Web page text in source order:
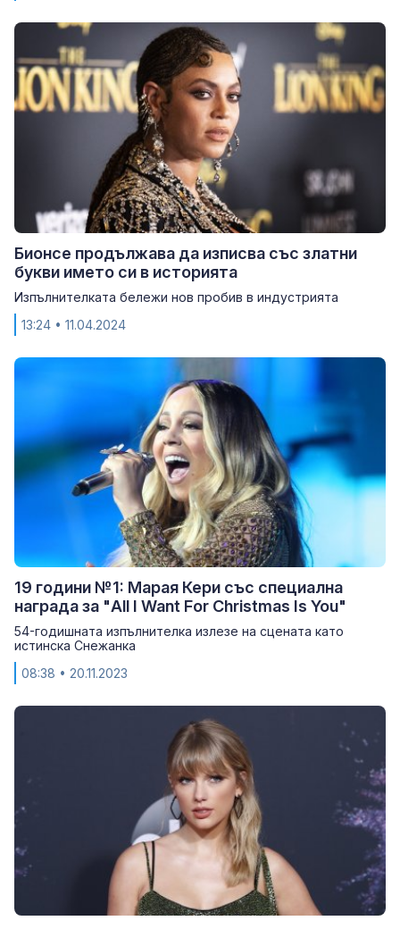
Бионсе продължава да изписва със златни
букви името си в историята
Изпълнителката бележи нов пробив в индустрията
13:24 • 11.04.2024
19 години №1: Марая Кери със специална
награда за "All I Want For Christmas Is You"
54-годишната изпълнителка излезе на сцената като
истинска Снежанка
08:38 • 20.11.2023